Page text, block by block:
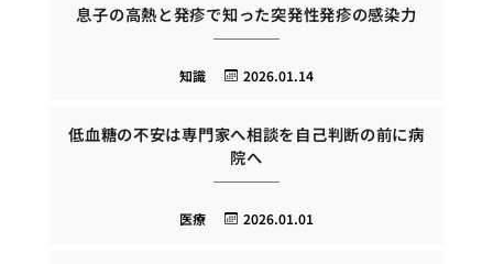
息子の高熱と発疹で知った突発性発疹の感染力
2026.01.14
知識
低血糖の不安は専門家へ相談を自己判断の前に病
院へ
2026.01.01
医療